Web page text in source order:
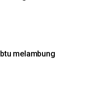
melambung